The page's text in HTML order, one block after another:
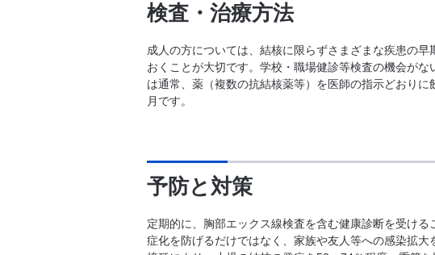
検査・治療方法
成人の方については、結核に限らずさまざまな疾患の
おくことが大切です。学校・職場健診等検査の機会が
は通常、薬（複数の抗結核薬等）を医師の指示どおり
月です。
予防と対策
定期的に、胸部エックス線検査を含む健康診断を受け
症化を防げるだけではなく、家族や友人等への感染拡